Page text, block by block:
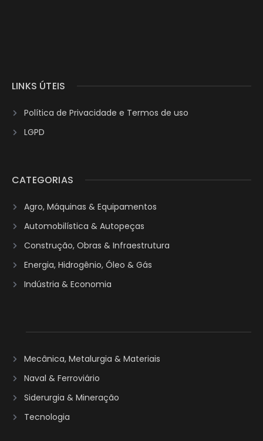
LINKS ÚTEIS
Política de Privacidade e Termos de uso
LGPD
CATEGORIAS
Agro, Máquinas & Equipamentos
Automobilística & Autopeças
Construção, Obras & Infraestrutura
Energia, Hidrogênio, Óleo & Gás
Indústria & Economia
Mecânica, Metalurgia & Materiais
Naval & Ferroviário
Siderurgia & Mineração
Tecnologia